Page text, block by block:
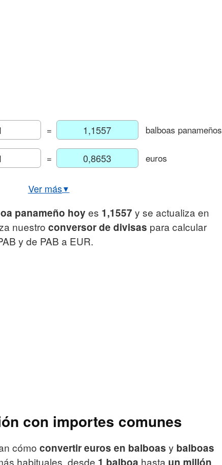
= balboas panameños
= euros
Ver más▼
USD/PAB en tiempo real
euro balboa panameño
panameño hoy es 1,1557 y se actualiza en
nuestro conversor de divisas para calcular
y de PAB a EUR.
con importes comunes
cómo convertir euros en balboas y balboas
habituales, desde 1 balboa hasta un millón